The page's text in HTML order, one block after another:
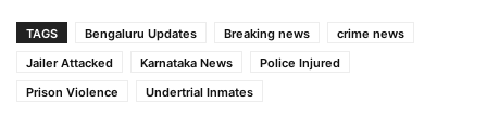
TAGS Bengaluru Updates Breaking news
crime news
Jailer Attacked
Karnataka News
Police Injured
Prison Violence
Undertrial Inmates